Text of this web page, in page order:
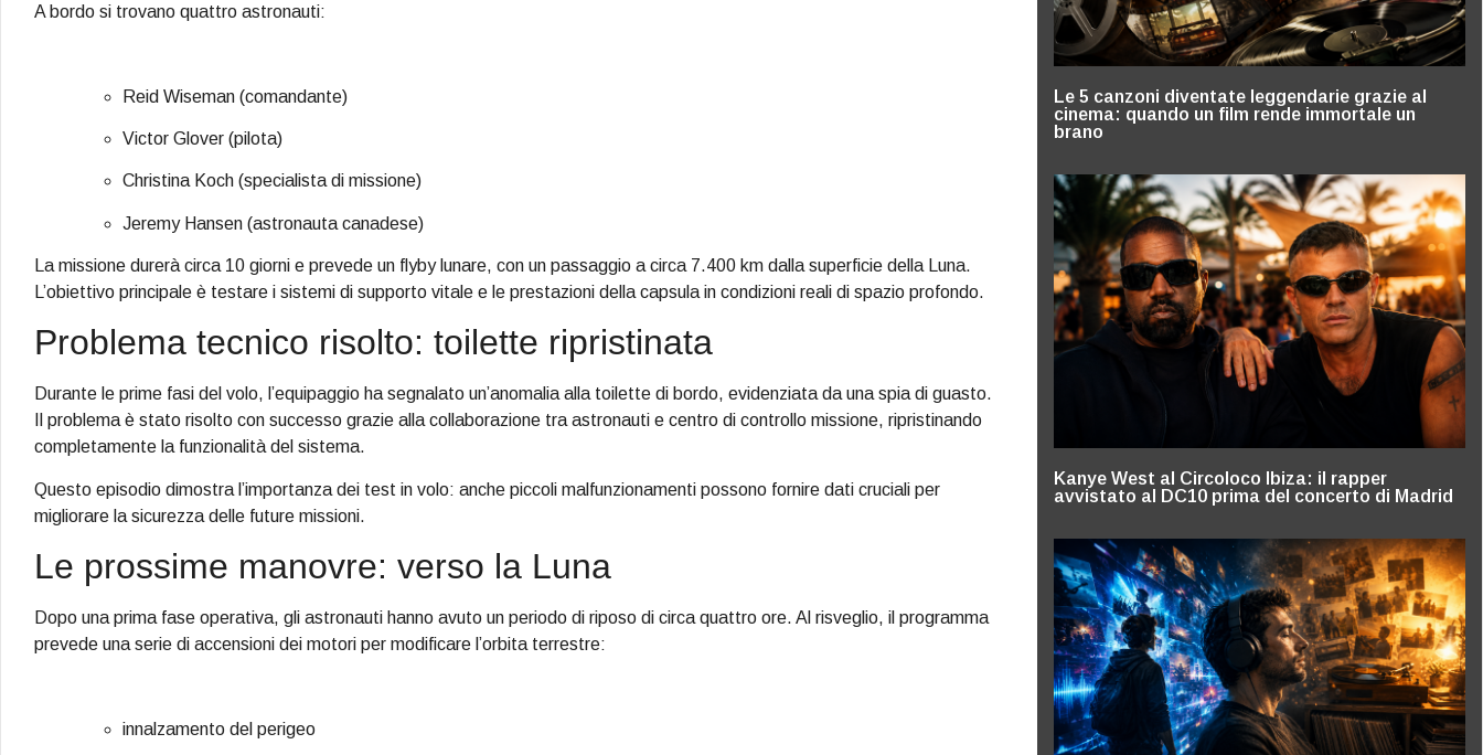
A bordo si trovano quattro astronauti:
Reid Wiseman (comandante)
Victor Glover (pilota)
Christina Koch (specialista di missione)
Jeremy Hansen (astronauta canadese)
La missione durerà circa 10 giorni e prevede un flyby lunare, con un passaggio a circa 7.400 km dalla superficie della Luna.
L’obiettivo principale è testare i sistemi di supporto vitale e le prestazioni della capsula in condizioni reali di spazio profondo.
Problema tecnico risolto: toilette ripristinata
Durante le prime fasi del volo, l’equipaggio ha segnalato un’anomalia alla toilette di bordo, evidenziata da una spia di guasto.
Il problema è stato risolto con successo grazie alla collaborazione tra astronauti e centro di controllo missione, ripristinando
completamente la funzionalità del sistema.
Questo episodio dimostra l’importanza dei test in volo: anche piccoli malfunzionamenti possono fornire dati cruciali per
migliorare la sicurezza delle future missioni.
Le prossime manovre: verso la Luna
Dopo una prima fase operativa, gli astronauti hanno avuto un periodo di riposo di circa quattro ore. Al risveglio, il programma
prevede una serie di accensioni dei motori per modificare l’orbita terrestre:
innalzamento del perigeo
Le 5 canzoni diventate leggendarie grazie al
cinema: quando un film rende immortale un
brano
Kanye West al Circoloco Ibiza: il rapper
avvistato al DC10 prima del concerto di Madrid